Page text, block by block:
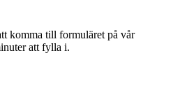
komma till formuläret på vår
att fylla i.